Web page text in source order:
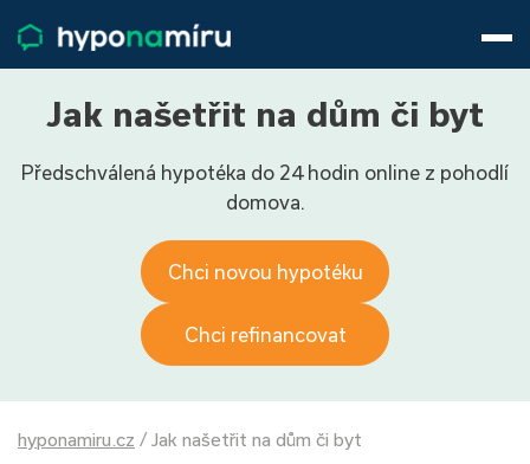
Životní pojištění
Pojištění nemovitosti
O nás
9−16 hod.
Přihlásit
Jak našetřit na dům či byt
Předschválená hypotéka do 24 hodin online z pohodlí
domova.
Chci novou hypotéku
Chci refinancovat
hyponamiru.cz / Jak našetřit na dům či byt